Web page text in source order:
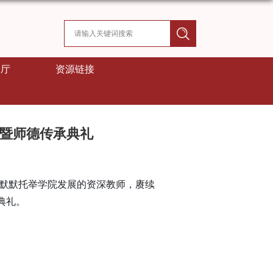
资源链接
师德传承典礼
默托举学院发展的资深教师，赓续
。